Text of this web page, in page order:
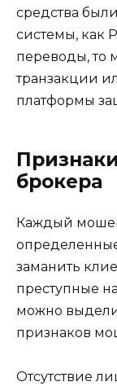
средства
системы, как
переводы, то
транзакции
платформы
брокера
Каждый
заманить
преступные
можно
признаков
Отсутствие